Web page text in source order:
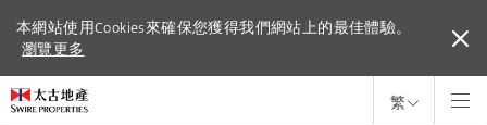
本網站使用Cookies來確保您獲得我們網站上的最佳體驗。
瀏覽更多
本網站使用Cookies來確保您獲得我們網站上的最佳體驗。
瀏覽更多
繁